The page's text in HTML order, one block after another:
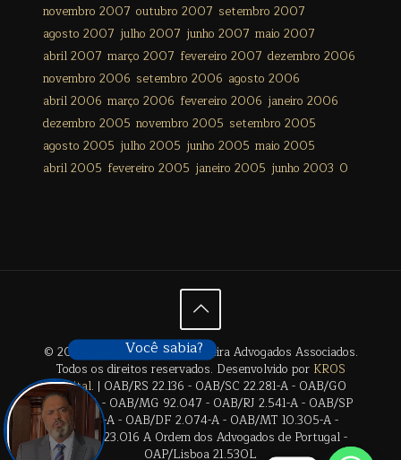
novembro 2007 outubro 2007 setembro 2007
agosto 2007 julho 2007 junho 2007 maio 2007
abril 2007 março 2007 fevereiro 2007 dezembro 2006
novembro 2006 setembro 2006 agosto 2006
abril 2006 março 2006 fevereiro 2006 janeiro 2006
dezembro 2005 novembro 2005 setembro 2005
agosto 2005 julho 2005 junho 2005 maio 2005
abril 2005 fevereiro 2005 janeiro 2005 junho 2003 0
© 2024 Édison Freitas de Siqueira Advogados Associados.
Todos os direitos reservados. Desenvolvido por KROS
Digital. | OAB/RS 22.136 - OAB/SC 22.281-A - OAB/GO
28.659-A - OAB/MG 92.047 - OAB/RJ 2.541-A - OAB/SP
17.2838-A - OAB/DF 2.074-A - OAB/MT 10.305-A -
OAB/BA 23.016 A Ordem dos Advogados de Portugal -
OAP/Lisboa 21.530L
Você sabia?